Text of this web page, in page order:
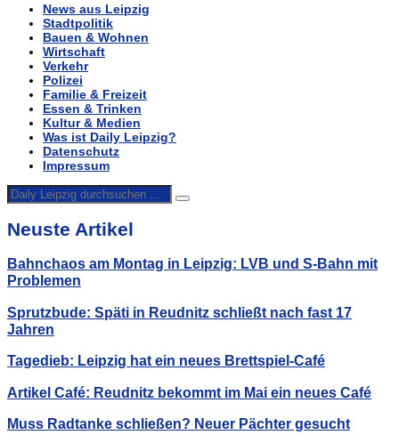
News aus Leipzig
Stadtpolitik
Bauen & Wohnen
Wirtschaft
Verkehr
Polizei
Familie & Freizeit
Essen & Trinken
Kultur & Medien
Was ist Daily Leipzig?
Datenschutz
Impressum
Neuste Artikel
Bahnchaos am Montag in Leipzig: LVB und S-Bahn mit
Problemen
Sprutzbude: Späti in Reudnitz schließt nach fast 17
Jahren
Tagedieb: Leipzig hat ein neues Brettspiel-Café
Artikel Café: Reudnitz bekommt im Mai ein neues Café
Muss Radtanke schließen? Neuer Pächter gesucht